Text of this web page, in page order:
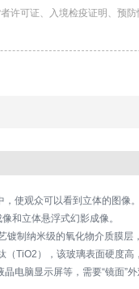
许可证、入境检疫证明、预
使观众可以看到立体的图像。
和立体悬浮式幻影成像。
制纳米级的氧化物介质膜层
TiO2），该玻璃表面硬度高
电脑显示屏等，需要“镜面”